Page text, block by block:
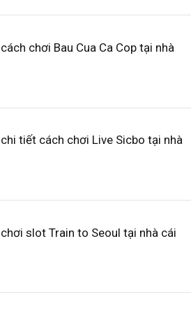
chơi Bau Cua Ca Cop tại nhà
tiết cách chơi Live Sicbo tại nhà
slot Train to Seoul tại nhà cái